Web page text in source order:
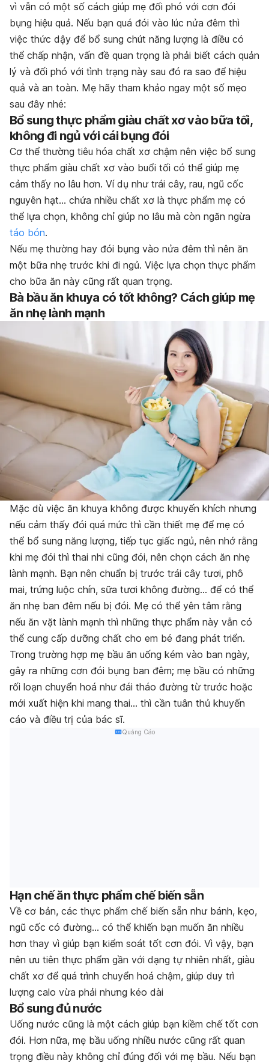
vì vẫn có một số cách giúp mẹ đối phó với cơn đói
bụng hiệu quả. Nếu bạn quá đói vào lúc nửa đêm thì
việc thức dậy để bổ sung chút năng lượng là điều có
thể chấp nhận, vấn đề quan trọng là phải biết cách quản
lý và đối phó với tình trạng này sau đó ra sao để hiệu
quả và an toàn. Mẹ hãy tham khảo ngay một số mẹo
sau đây nhé:
Bổ sung thực phẩm giàu chất xơ vào bữa tối,
không đi ngủ với cái bụng đói
Cơ thể thường tiêu hóa chất xơ chậm nên việc bổ sung
thực phẩm giàu chất xơ vào buổi tối có thể giúp mẹ
cảm thấy no lâu hơn. Ví dụ như trái cây, rau, ngũ cốc
nguyên hạt… chứa nhiều chất xơ là thực phẩm mẹ có
thể lựa chọn, không chỉ giúp no lâu mà còn ngăn ngừa
táo bón.
Nếu mẹ thường hay đói bụng vào nửa đêm thì nên ăn
một bữa nhẹ trước khi đi ngủ. Việc lựa chọn thực phẩm
cho bữa ăn này cũng rất quan trọng.
Bà bầu ăn khuya có tốt không? Cách giúp mẹ
ăn nhẹ lành mạnh
Mặc dù việc ăn khuya không được khuyến khích nhưng
nếu cảm thấy đói quá mức thì cần thiết mẹ để mẹ có
thể bổ sung năng lượng, tiếp tục giấc ngủ, nên nhớ rằng
khi mẹ đói thì thai nhi cũng đói, nên chọn cách ăn nhẹ
lành mạnh. Bạn nên chuẩn bị trước trái cây tươi, phô
mai, trứng luộc chín, sữa tươi không đường… để có thể
ăn nhẹ ban đêm nếu bị đói. Mẹ có thể yên tâm rằng
nếu ăn vặt lành mạnh thì những thực phẩm này vẫn có
thể cung cấp dưỡng chất cho em bé đang phát triển.
Trong trường hợp mẹ bầu ăn uống kém vào ban ngày,
gây ra những cơn đói bụng ban đêm; mẹ bầu có những
rối loạn chuyển hoá như đái tháo đường từ trước hoặc
mới xuất hiện khi mang thai… thì cần tuân thủ khuyến
cáo và điều trị của bác sĩ.
Quảng Cáo
Hạn chế ăn thực phẩm chế biến sẵn
Về cơ bản, các thực phẩm chế biến sẵn như bánh, kẹo,
ngũ cốc có đường… có thể khiến bạn muốn ăn nhiều
hơn thay vì giúp bạn kiểm soát tốt cơn đói. Vì vậy, bạn
nên ưu tiên thực phẩm gần với dạng tự nhiên nhất, giàu
chất xơ để quá trình chuyển hoá chậm, giúp duy trì
lượng calo vừa phải nhưng kéo dài
Bổ sung đủ nước
Uống nước cũng là một cách giúp bạn kiềm chế tốt cơn
đói. Hơn nữa, mẹ bầu uống nhiều nước cũng rất quan
trọng điều này không chỉ đúng đối với mẹ bầu. Nếu bạn